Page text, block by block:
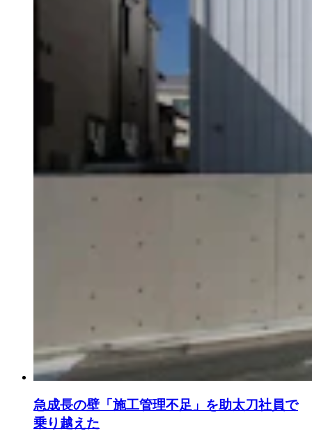
急成長の壁「施工管理不足」を助太刀社員で
乗り越えた